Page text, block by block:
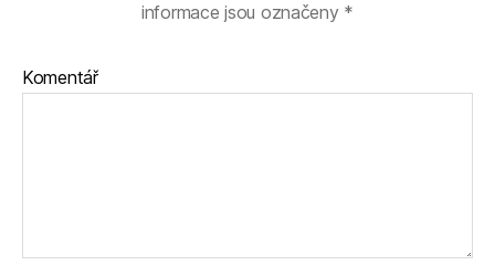
informace jsou označeny *
Komentář